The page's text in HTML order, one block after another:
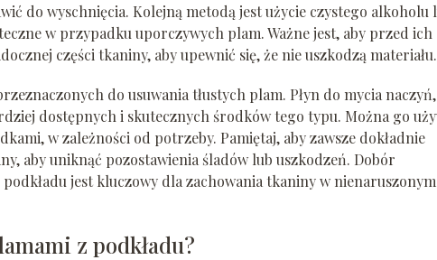
do wyschnięcia. Kolejną metodą jest użycie czystego alkoholu
w przypadku uporczywych plam. Ważne jest, aby przed ich
części tkaniny, aby upewnić się, że nie uszkodzą materiału.
do usuwania tłustych plam. Płyn do mycia
dostępnych i skutecznych środków tego typu. Można go
w zależności od potrzeby. Pamiętaj, aby zawsze dokładnie
aby uniknąć pozostawienia śladów lub uszkodzeń. Dobór
jest kluczowy dla zachowania tkaniny w nienaruszonym
z podkładu?